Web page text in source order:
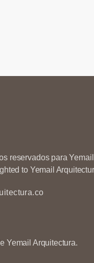
reservados para
to Yemail
Yemail Arquitectura.